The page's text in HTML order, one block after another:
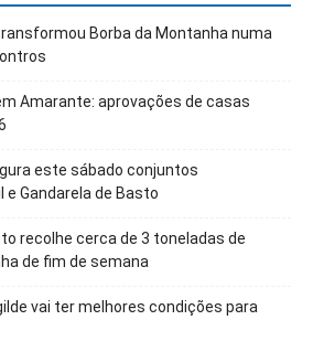
Borba da Montanha numa
Amarante: aprovações de casas
este sábado conjuntos
e Gandarela de Basto
recolhe cerca de 3 toneladas de
de fim de semana
vai ter melhores condições para